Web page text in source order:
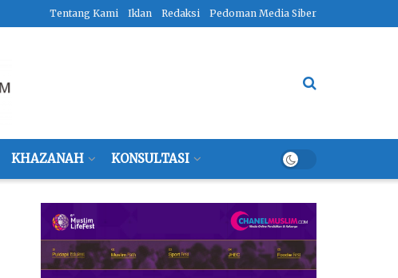
Tentang Kami Iklan Redaksi Pedoman Media Siber
KHAZANAH KONSULTASI